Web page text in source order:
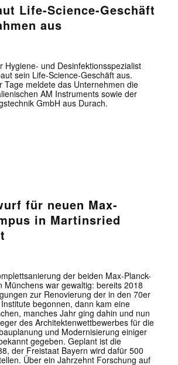
Life-Science-Geschäft
aus
Hygiene- und Desinfektionsspezialist
sein Life-Science-Geschäft aus.
Tage meldete das Unternehmen die
AM Instruments sowie der
GmbH aus Durach.
für neuen Max-
in Martinsried
der beiden Max-Planck-
Münchens war gewaltig: bereits 2018
zur Renovierung der in den 70er
begonnen, dann kam eine
manches Jahr ging dahin und nun
des Architektenwettbewerbes für die
und Modernisierung einiger
gegeben. Geplant ist die
der Freistaat Bayern wird dafür 500
Über ein Jahrzehnt Forschung auf